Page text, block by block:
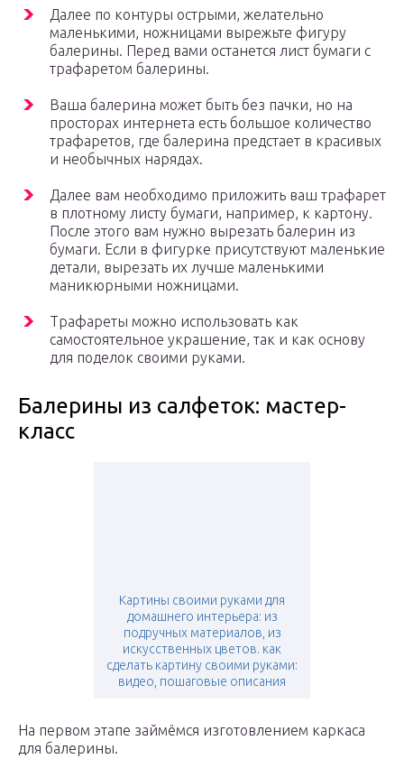
Далее по контуры острыми, желательно
маленькими, ножницами вырежьте фигуру
балерины. Перед вами останется лист бумаги с
трафаретом балерины.
Ваша балерина может быть без пачки, но на
просторах интернета есть большое количество
трафаретов, где балерина предстает в красивых
и необычных нарядах.
Далее вам необходимо приложить ваш трафарет
в плотному листу бумаги, например, к картону.
После этого вам нужно вырезать балерин из
бумаги. Если в фигурке присутствуют маленькие
детали, вырезать их лучше маленькими
маникюрными ножницами.
Трафареты можно использовать как
самостоятельное украшение, так и как основу
для поделок своими руками.
Балерины из салфеток: мастер-
класс
Картины своими руками для
домашнего интерьера: из
подручных материалов, из
искусственных цветов. как
сделать картину своими руками:
видео, пошаговые описания
На первом этапе займёмся изготовлением каркаса
для балерины.